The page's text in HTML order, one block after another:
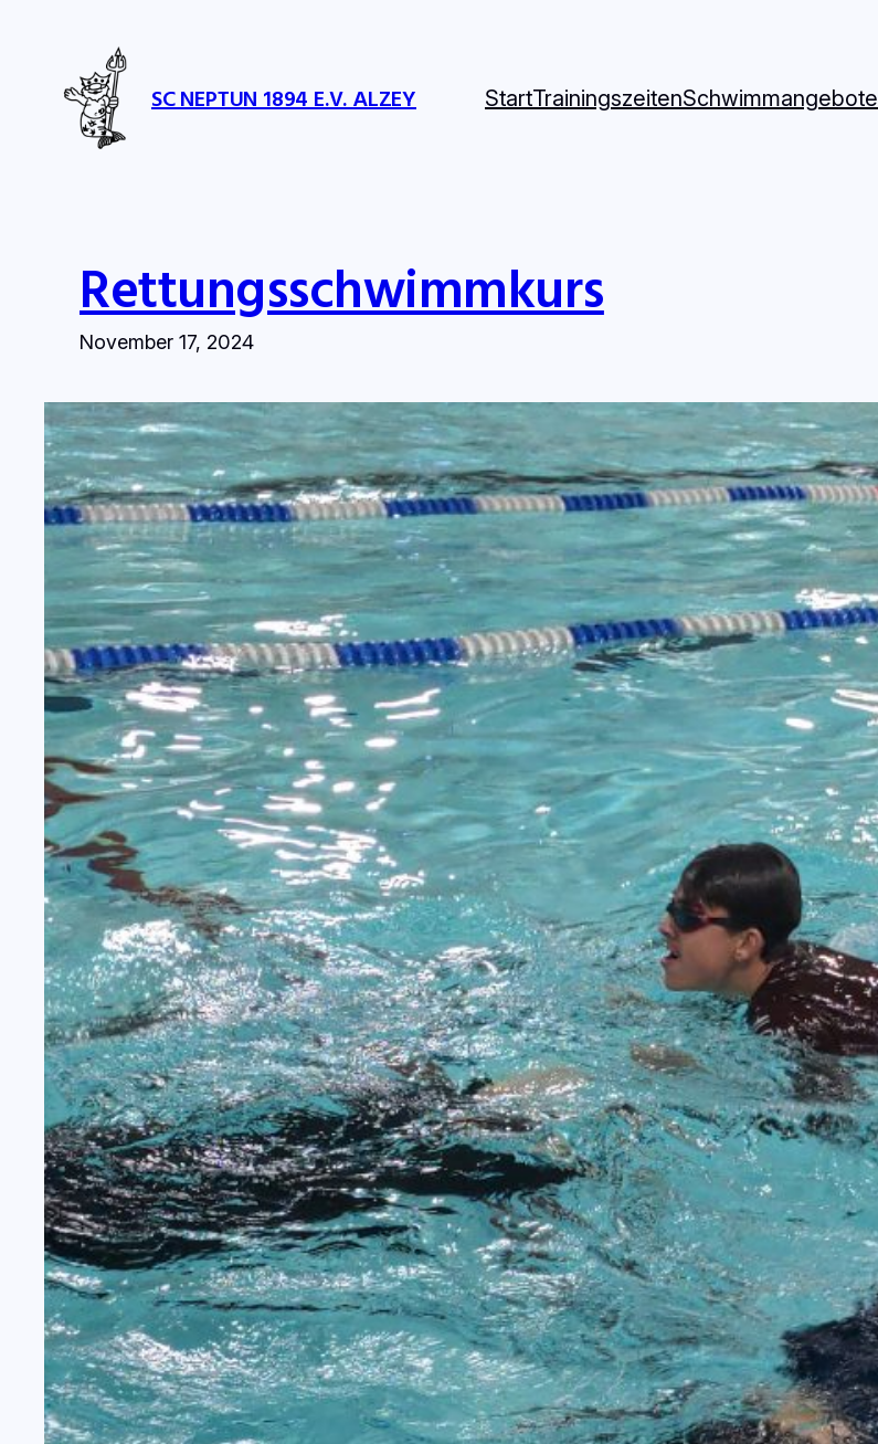
springen
SC NEPTUN 1894 E.V. ALZEY StartTrainingszeitenSchwimmangebote
Rettungsschwimmkurs
November 17, 2024